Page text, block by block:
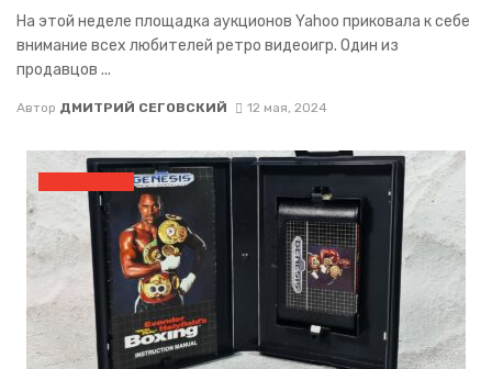
На этой неделе площадка аукционов Yahoo приковала к себе
внимание всех любителей ретро видеоигр. Один из
продавцов ...
Автор ДМИТРИЙ СЕГОВСКИЙ 12 мая, 2024